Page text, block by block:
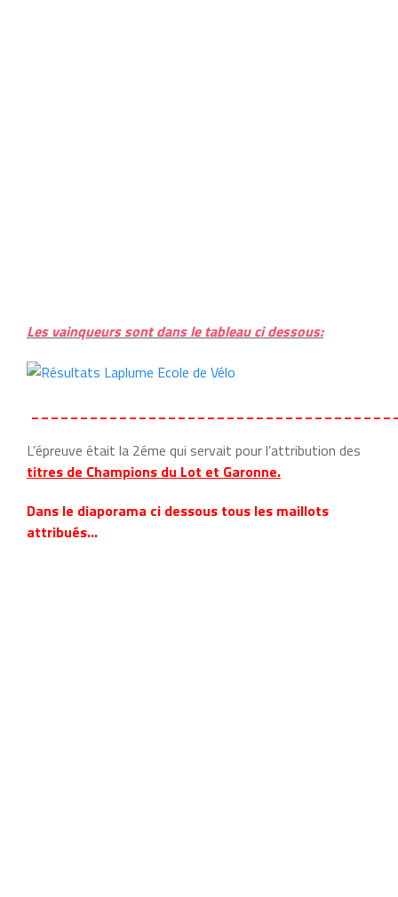
Les vainqueurs sont dans le tableau ci dessous:
L’épreuve était la 2éme qui servait pour l’attribution des
titres de Champions du Lot et Garonne.
Dans le diaporama ci dessous tous les maillots
attribués…